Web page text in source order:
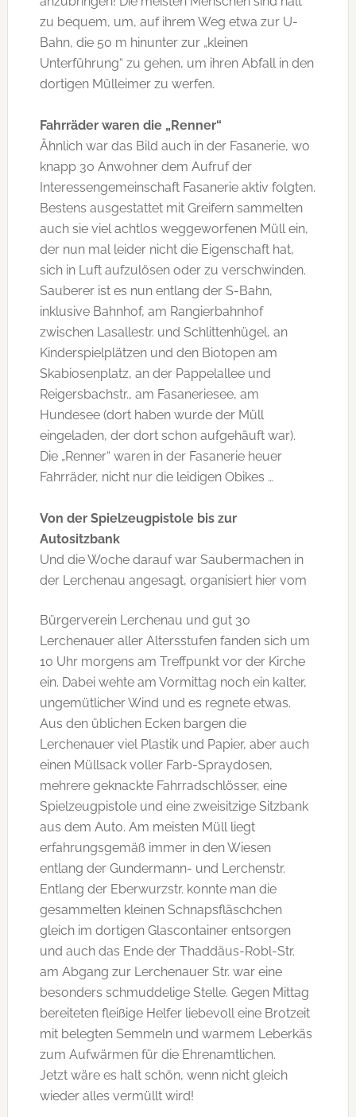
zu bequem, um, auf ihrem Weg etwa zur U-
Bahn, die 50 m hinunter zur „kleinen
Unterführung“ zu gehen, um ihren Abfall in den
dortigen Mülleimer zu werfen.
Fahrräder waren die „Renner“
Ähnlich war das Bild auch in der Fasanerie, wo
knapp 30 Anwohner dem Aufruf der
Interessengemeinschaft Fasanerie aktiv folgten.
Bestens ausgestattet mit Greifern sammelten
auch sie viel achtlos weggeworfenen Müll ein,
der nun mal leider nicht die Eigenschaft hat,
sich in Luft aufzulösen oder zu verschwinden.
Sauberer ist es nun entlang der S-Bahn,
inklusive Bahnhof, am Rangierbahnhof
zwischen Lasallestr. und Schlittenhügel, an
Kinderspielplätzen und den Biotopen am
Skabiosenplatz, an der Pappelallee und
Reigersbachstr., am Fasaneriesee, am
Hundesee (dort haben wurde der Müll
eingeladen, der dort schon aufgehäuft war).
Die „Renner“ waren in der Fasanerie heuer
Fahrräder, nicht nur die leidigen Obikes …
Von der Spielzeugpistole bis zur
Autositzbank
Und die Woche darauf war Saubermachen in
der Lerchenau angesagt, organisiert hier vom
Bürgerverein Lerchenau und gut 30
Lerchenauer aller Altersstufen fanden sich um
10 Uhr morgens am Treffpunkt vor der Kirche
ein. Dabei wehte am Vormittag noch ein kalter,
ungemütlicher Wind und es regnete etwas.
Aus den üblichen Ecken bargen die
Lerchenauer viel Plastik und Papier, aber auch
einen Müllsack voller Farb-Spraydosen,
mehrere geknackte Fahrradschlösser, eine
Spielzeugpistole und eine zweisitzige Sitzbank
aus dem Auto. Am meisten Müll liegt
erfahrungsgemäß immer in den Wiesen
entlang der Gundermann- und Lerchenstr.
Entlang der Eberwurzstr. konnte man die
gesammelten kleinen Schnapsfläschchen
gleich im dortigen Glascontainer entsorgen
und auch das Ende der Thaddäus-Robl-Str.
am Abgang zur Lerchenauer Str. war eine
besonders schmuddelige Stelle. Gegen Mittag
bereiteten fleißige Helfer liebevoll eine Brotzeit
mit belegten Semmeln und warmem Leberkäs
zum Aufwärmen für die Ehrenamtlichen.
Jetzt wäre es halt schön, wenn nicht gleich
wieder alles vermüllt wird!